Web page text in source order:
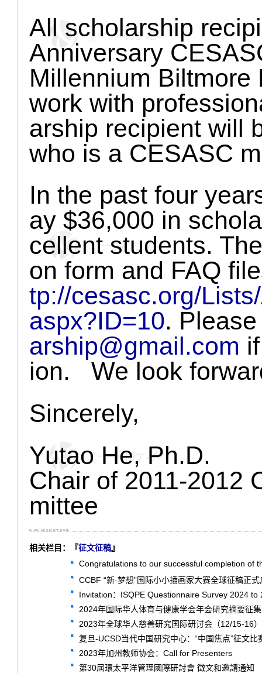
All scholarship
Anniversary
Millennium Biltmore
work with
arship recipient will
who is a CESASC
In the past four
ay $36,000 in
cellent students.
on form and FAQ
tp://cesasc.org/
aspx?ID=10.
arship@gmail.com
ion. We look
Sincerely,
Yutao He, Ph.D.
Chair of 2011-2012
mittee
相关栏目：『征文征稿』
Congratulations to our successful completion of
CCBF “新·梦想”国际小小插画家大赛全球征稿正
Invitation：ISQPE Questionnaire Survey 2024 to
2024年国际华人体育与健康学会年会研究摘要征
2023年全球华人慈善研究国际研讨会（12/15-16）
复旦-UCSD当代中国研究中心：“中国焦点”征文比
2023年加州教师协会：Call for Presenters
第30屆環太平洋管理國際研討會 徵文和邀請通知